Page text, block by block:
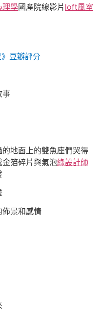
理學國產院線影片 loft風室
》豆瓣評分
事
的地面上的雙魚座們哭得
箔碎片與氣泡綠設計師
佈景和感情